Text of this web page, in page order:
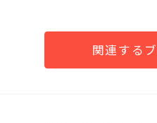
関連する